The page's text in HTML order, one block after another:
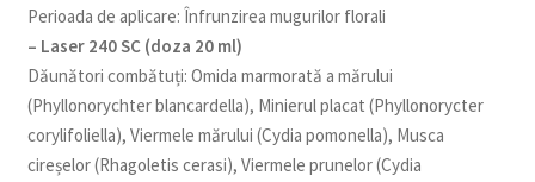
Perioada de aplicare: Înfrunzirea mugurilor florali
– Laser 240 SC (doza 20 ml)
Dăunători combătuți: Omida marmorată a mărului
(Phyllonorychter blancardella), Minierul placat (Phyllonorycter
corylifoliella), Viermele mărului (Cydia pomonella), Musca
cireșelor (Rhagoletis cerasi), Viermele prunelor (Cydia